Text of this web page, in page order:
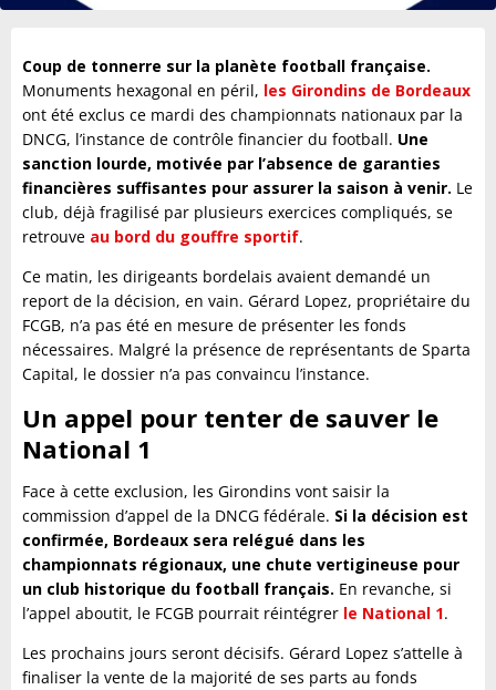
Coup de tonnerre sur la planète football française.
Monuments hexagonal en péril, les Girondins de Bordeaux
ont été exclus ce mardi des championnats nationaux par la
DNCG, l’instance de contrôle financier du football. Une
sanction lourde, motivée par l’absence de garanties
financières suffisantes pour assurer la saison à venir. Le
club, déjà fragilisé par plusieurs exercices compliqués, se
retrouve au bord du gouffre sportif.
Ce matin, les dirigeants bordelais avaient demandé un
report de la décision, en vain. Gérard Lopez, propriétaire du
FCGB, n’a pas été en mesure de présenter les fonds
nécessaires. Malgré la présence de représentants de Sparta
Capital, le dossier n’a pas convaincu l’instance.
Un appel pour tenter de sauver le
National 1
Face à cette exclusion, les Girondins vont saisir la
commission d’appel de la DNCG fédérale. Si la décision est
confirmée, Bordeaux sera relégué dans les
championnats régionaux, une chute vertigineuse pour
un club historique du football français. En revanche, si
l’appel aboutit, le FCGB pourrait réintégrer le National 1.
Les prochains jours seront décisifs. Gérard Lopez s’attelle à
finaliser la vente de la majorité de ses parts au fonds